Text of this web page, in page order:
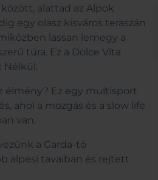
alattad az Alpok
egy olasz kisváros teraszán
lassan lemegy a
túra. Ez a Dolce Vita
Nélkül.
élmény? Ez egy multisport
ahol a mozgás és a slow life
van.
a Garda-tó
alpesi tavaiban és rejtett